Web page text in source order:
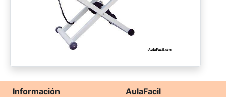
Información
AulaFacil